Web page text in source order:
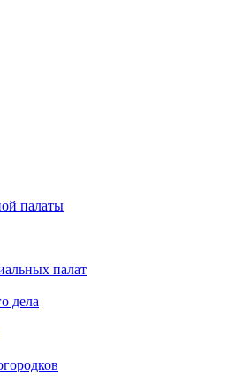
палаты
палат
дела